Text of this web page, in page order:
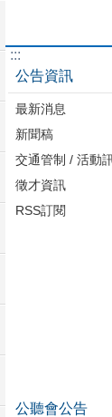
:::
公告資訊
最新消息
新聞稿
交通管制 / 活動
徵才資訊
RSS訂閱
公聽會公告